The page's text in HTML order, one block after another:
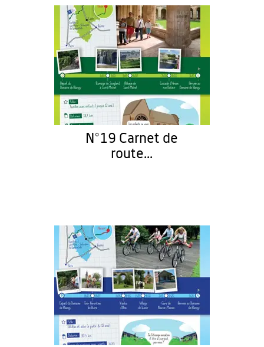
N°19 Carnet de
route...